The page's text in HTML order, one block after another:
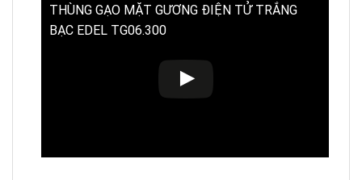
THÙNG GẠO MẶT GƯƠNG ĐIỆN TỬ TRẮNG
BẠC EDEL TG06.300